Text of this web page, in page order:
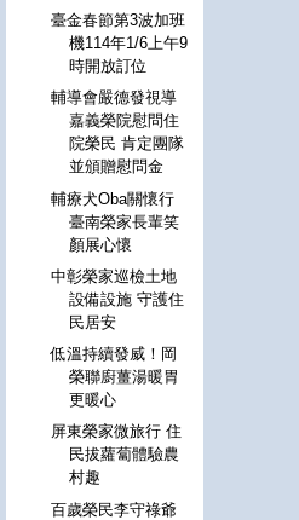
臺金春節第3波加班
機114年1/6上午9
時開放訂位
輔導會嚴德發視導
嘉義榮院慰問住
院榮民 肯定團隊
並頒贈慰問金
輔療犬Oba關懷行
臺南榮家長輩笑
顏展心懷
中彰榮家巡檢土地
設備設施 守護住
民居安
低溫持續發威！岡
榮聯廚薑湯暖胃
更暖心
屏東榮家微旅行 住
民拔蘿蔔體驗農
村趣
百歲榮民李守祿爺